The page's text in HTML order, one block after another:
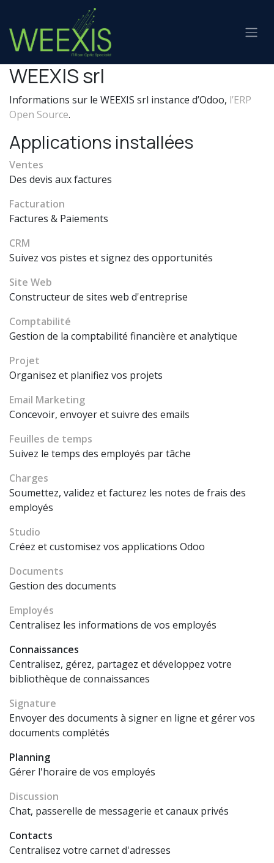
Se rendre au contenu
WEEXIS srl
Informations sur le WEEXIS srl instance d’Odoo, l’ERP
Open Source.
Applications installées
Ventes
Des devis aux factures
Facturation
Factures & Paiements
CRM
Suivez vos pistes et signez des opportunités
Site Web
Constructeur de sites web d'entreprise
Comptabilité
Gestion de la comptabilité financière et analytique
Projet
Organisez et planifiez vos projets
Email Marketing
Concevoir, envoyer et suivre des emails
Feuilles de temps
Suivez le temps des employés par tâche
Charges
Soumettez, validez et facturez les notes de frais des
employés
Studio
Créez et customisez vos applications Odoo
Documents
Gestion des documents
Employés
Centralisez les informations de vos employés
Connaissances
Centralisez, gérez, partagez et développez votre
bibliothèque de connaissances
Signature
Envoyer des documents à signer en ligne et gérer vos
documents complétés
Planning
Gérer l'horaire de vos employés
Discussion
Chat, passerelle de messagerie et canaux privés
Contacts
Centralisez votre carnet d'adresses